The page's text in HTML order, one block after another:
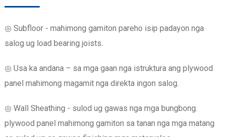
◎ Subfloor - mahimong gamiton pareho isip padayon nga
salog ug load bearing joists.
◎ Usa ka andana – sa mga gaan nga istruktura ang plywood
panel mahimong magamit nga direkta ingon salog.
◎ Wall Sheathing - sulod ug gawas nga mga bungbong.
plywood panel mahimong gamiton sa tanan nga mga matang